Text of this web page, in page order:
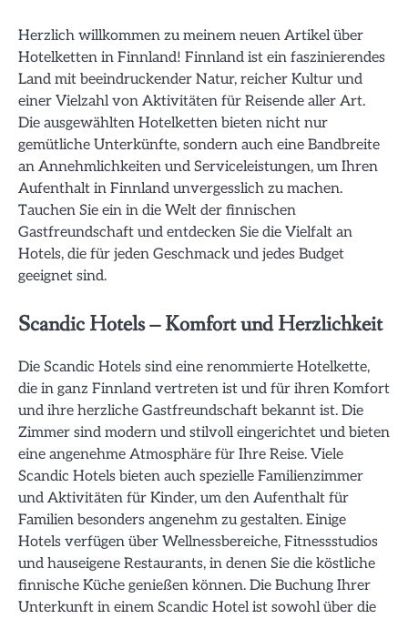
Herzlich willkommen zu meinem neuen Artikel über
Hotelketten in Finnland! Finnland ist ein faszinierendes
Land mit beeindruckender Natur, reicher Kultur und
einer Vielzahl von Aktivitäten für Reisende aller Art.
Die ausgewählten Hotelketten bieten nicht nur
gemütliche Unterkünfte, sondern auch eine Bandbreite
an Annehmlichkeiten und Serviceleistungen, um Ihren
Aufenthalt in Finnland unvergesslich zu machen.
Tauchen Sie ein in die Welt der finnischen
Gastfreundschaft und entdecken Sie die Vielfalt an
Hotels, die für jeden Geschmack und jedes Budget
geeignet sind.
Scandic Hotels – Komfort und Herzlichkeit
Die Scandic Hotels sind eine renommierte Hotelkette,
die in ganz Finnland vertreten ist und für ihren Komfort
und ihre herzliche Gastfreundschaft bekannt ist. Die
Zimmer sind modern und stilvoll eingerichtet und bieten
eine angenehme Atmosphäre für Ihre Reise. Viele
Scandic Hotels bieten auch spezielle Familienzimmer
und Aktivitäten für Kinder, um den Aufenthalt für
Familien besonders angenehm zu gestalten. Einige
Hotels verfügen über Wellnessbereiche, Fitnessstudios
und hauseigene Restaurants, in denen Sie die köstliche
finnische Küche genießen können. Die Buchung Ihrer
Unterkunft in einem Scandic Hotel ist sowohl über die